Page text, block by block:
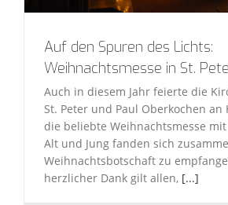
Auf den Spuren des Lichts:
Weihnachtsmesse in St.
Auch in diesem Jahr feierte die
St. Peter und Paul Oberkochen an
die beliebte Weihnachtsmesse
Alt und Jung fanden sich
Weihnachtsbotschaft zu
herzlicher Dank gilt allen, [...]